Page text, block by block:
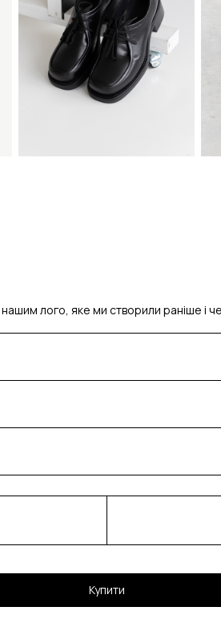
лого, яке ми створили раніше і
Купити